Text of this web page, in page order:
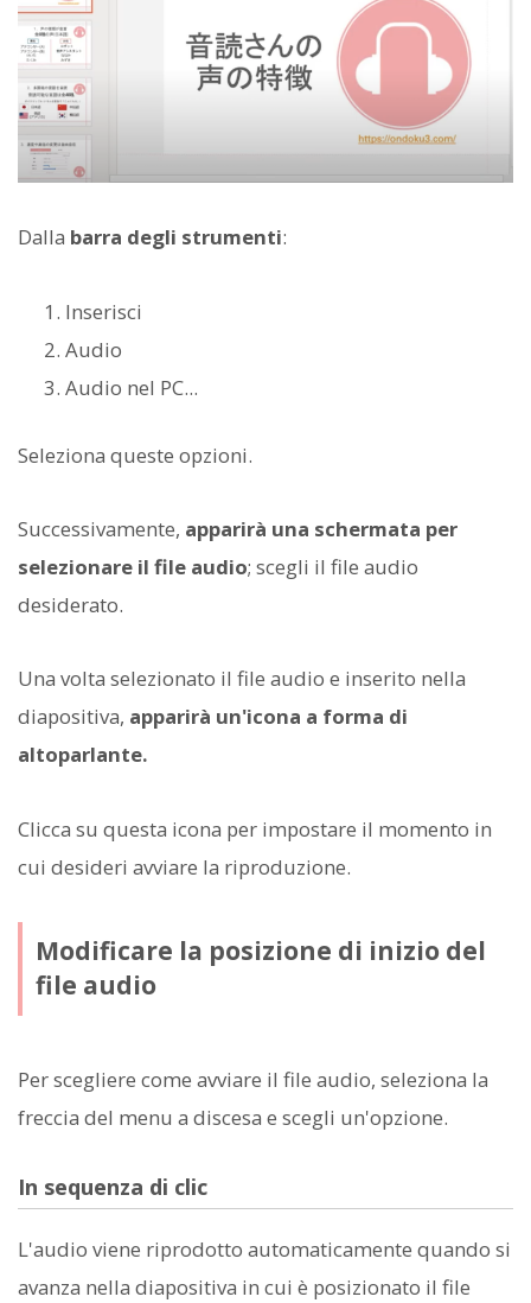
Dalla barra degli strumenti:
Inserisci
Audio
Audio nel PC...
Seleziona queste opzioni.
Successivamente, apparirà una schermata per
selezionare il file audio; scegli il file audio
desiderato.
Una volta selezionato il file audio e inserito nella
diapositiva, apparirà un'icona a forma di
altoparlante.
Clicca su questa icona per impostare il momento in
cui desideri avviare la riproduzione.
Modificare la posizione di inizio del
file audio
Per scegliere come avviare il file audio, seleziona la
freccia del menu a discesa e scegli un'opzione.
In sequenza di clic
L'audio viene riprodotto automaticamente quando si
avanza nella diapositiva in cui è posizionato il file